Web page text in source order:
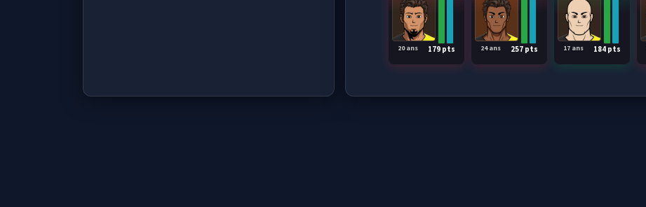
179 pts
20 ans 257 pts
24 ans 184 pts
17 ans